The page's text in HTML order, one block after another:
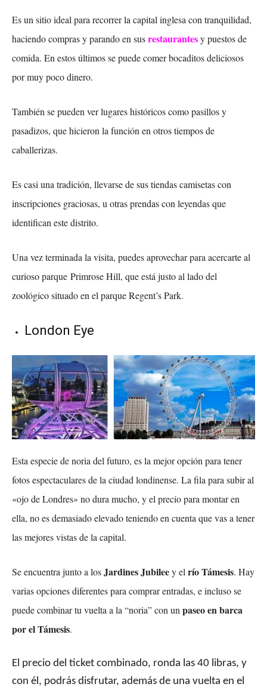
Es un sitio ideal para recorrer la capital inglesa con tranquilidad,
haciendo compras y parando en susrestaurantesy puestos de
comida. En estos últimos se puede comer bocaditos deliciosos
por muy poco dinero.
También se pueden ver lugares históricos como pasillos y
pasadizos, que hicieron la función en otros tiempos de
caballerizas.
Es casi una tradición, llevarse de sus tiendas camisetas con
inscripciones graciosas, u otras prendas con leyendas que
identifican este distrito.
Una vez terminada la visita, puedes aprovechar para acercarte al
curioso parque Primrose Hill, que está justo al lado del
zoológico situado en el parque Regent’s Park.
London Eye
Esta especie de noria del futuro, es la mejor opción para tener
fotos espectaculares de la ciudad londinense. La fila para subir al
«ojo de Londres» no dura mucho, y el precio para montar en
ella, no es demasiado elevado teniendo en cuenta que vas a tener
las mejores vistas de la capital.
Se encuentra junto a losJardines Jubileey elrío Támesis. Hay
varias opciones diferentes para comprar entradas, e incluso se
puede combinar tu vuelta a la “noria” con unpaseo en barca
por el Támesis.
El precio del ticket combinado, ronda las 40 libras, y
con él, podrás disfrutar, además de una vuelta en el